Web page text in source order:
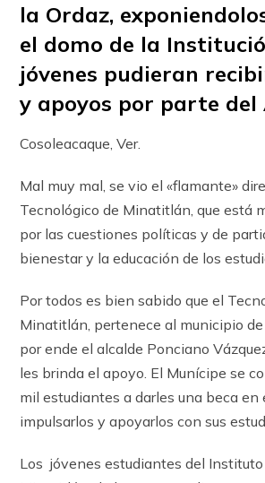
la Ordaz,
el domo de la
jóvenes pudieran
y apoyos por parte del
Cosoleacaque, Ver.
Mal muy mal, se vio el «flamante»
Tecnológico de Minatitlán, que está
por las cuestiones políticas y de
bienestar y la educación de los
Por todos es bien sabido que el
Minatitlán, pertenece al municipio de
por ende el alcalde Ponciano
les brinda el apoyo. El Munícipe se
mil estudiantes a darles una beca
impulsarlos y apoyarlos con sus
Los jóvenes estudiantes del